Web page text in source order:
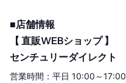
■店舗情報
【 直販WEBショップ 】
センチュリーダイレクト
営業時間：平日 10:00～17:00